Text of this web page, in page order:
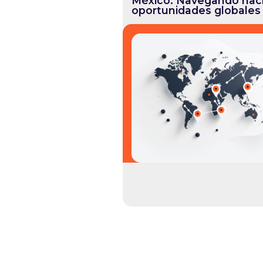
oportunidades globales